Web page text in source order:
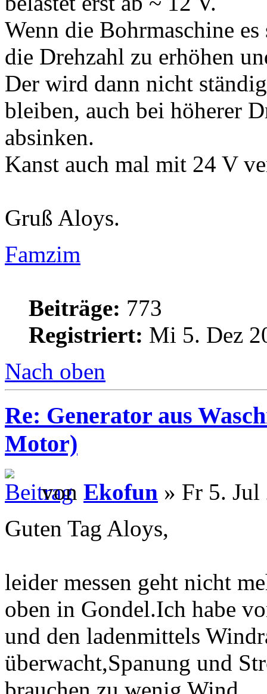
Wenn die Bohrmaschine
die Drehzahl zu erhöhen
Der wird dann nicht
bleiben, auch bei höherer
absinken.
Kanst auch mal mit 24 V
Gruß Aloys.
Famzim
Beiträge: 773
Registriert: Mi 5. Dez
Nach oben
Re: Generator aus
Motor)
von Ekofun » Fr 5.
Guten Tag Aloys,
leider messen geht nicht
oben in Gondel.Ich habe
und den ladenmittels
überwacht,Spanung und